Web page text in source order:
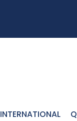
INTERNATIONAL